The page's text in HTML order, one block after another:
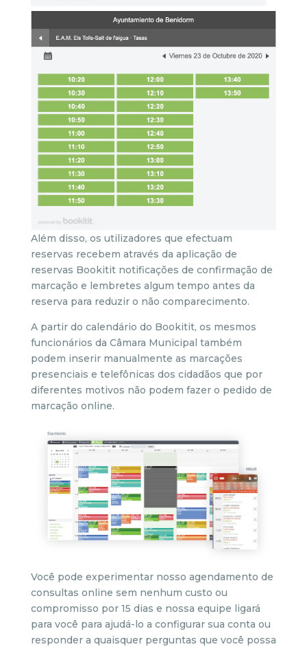
Além disso, os utilizadores que efectuam
reservas recebem através da aplicação de
reservas Bookitit notificações de confirmação de
marcação e lembretes algum tempo antes da
reserva para reduzir o não comparecimento.
A partir do calendário do Bookitit, os mesmos
funcionários da Câmara Municipal também
podem inserir manualmente as marcações
presenciais e telefônicas dos cidadãos que por
diferentes motivos não podem fazer o pedido de
marcação online.
Você pode experimentar nosso agendamento de
consultas online sem nenhum custo ou
compromisso por 15 dias e nossa equipe ligará
para você para ajudá-lo a configurar sua conta ou
responder a quaisquer perguntas que você possa